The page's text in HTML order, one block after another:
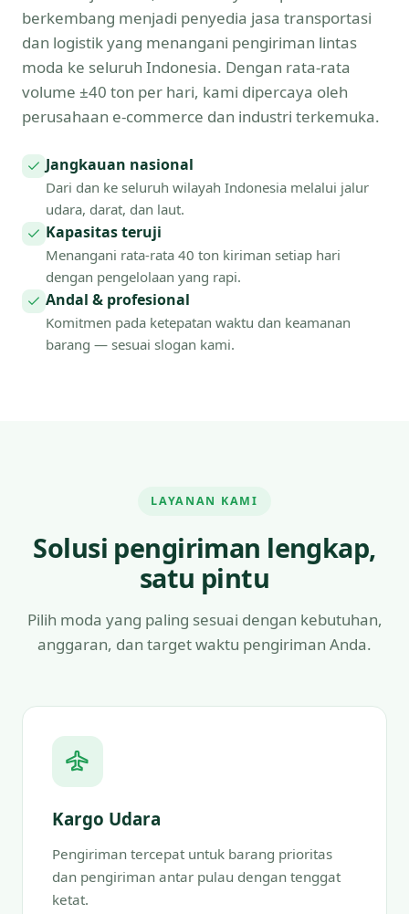
berkembang menjadi penyedia jasa transportasi
dan logistik yang menangani pengiriman lintas
moda ke seluruh Indonesia. Dengan rata-rata
volume ±40 ton per hari, kami dipercaya oleh
perusahaan e-commerce dan industri terkemuka.
Jangkauan nasional
Dari dan ke seluruh wilayah Indonesia melalui jalur
udara, darat, dan laut.
Kapasitas teruji
Menangani rata-rata 40 ton kiriman setiap hari
dengan pengelolaan yang rapi.
Andal & profesional
Komitmen pada ketepatan waktu dan keamanan
barang — sesuai slogan kami.
LAYANAN KAMI
Solusi pengiriman lengkap,
satu pintu
Pilih moda yang paling sesuai dengan kebutuhan,
anggaran, dan target waktu pengiriman Anda.
Kargo Udara
Pengiriman tercepat untuk barang prioritas
dan pengiriman antar pulau dengan tenggat
ketat.